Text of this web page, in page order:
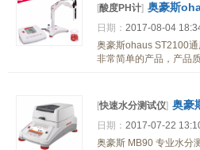
[酸度PH计] 奥豪斯
日期： 2017-08-04
奥豪斯ohaus ST2100
非常简单的产品，产品
[快速水分测试仪] 奥豪
日期： 2017-07-22
奥豪斯 MB90 专业水分